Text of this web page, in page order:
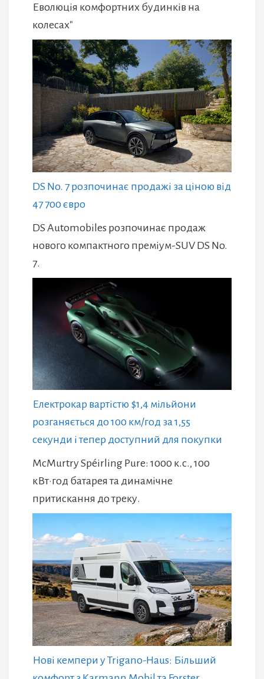
Еволюція комфортних будинків на
колесах"
DS No. 7 розпочинає продажі за ціною від
47 700 євро
DS Automobiles розпочинає продаж
нового компактного преміум-SUV DS No.
7.
Електрокар вартістю $1,4 мільйони
розганяється до 100 км/год за 1,55
секунди і тепер доступний для покупки
McMurtry Spéirling Pure: 1000 к.с., 100
кВт·год батарея та динамічне
притискання до треку.
Нові кемпери у Trigano-Haus: Більший